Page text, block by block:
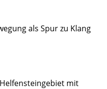
als Spur zu Klang
mit